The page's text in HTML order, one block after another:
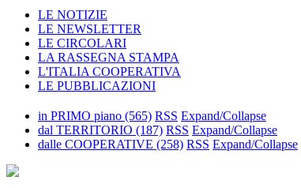
LE NOTIZIE
LE NEWSLETTER
LE CIRCOLARI
LA RASSEGNA STAMPA
L'ITALIA COOPERATIVA
LE PUBBLICAZIONI
in PRIMO piano (565) RSS Expand/Collapse
dal TERRITORIO (187) RSS Expand/Collapse
dalle COOPERATIVE (258) RSS Expand/Collapse